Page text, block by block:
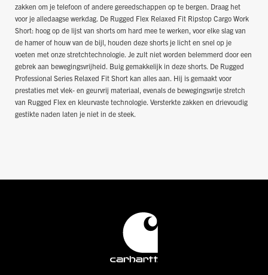
zakken om je telefoon of andere gereedschappen op te bergen. Draag het
voor je alledaagse werkdag. De Rugged Flex Relaxed Fit Ripstop Cargo Work
Short: hoog op de lijst van shorts om hard mee te werken, voor elke slag van
de hamer of houw van de bijl, houden deze shorts je licht en snel op je
voeten met onze stretchtechnologie. Je zult niet worden belemmerd door een
gebrek aan bewegingsvrijheid. Buig gemakkelijk in deze shorts. De Rugged
Professional Series Relaxed Fit Short kan alles aan. Hij is gemaakt voor
prestaties met vlek- en geurvrij materiaal, evenals de bewegingsvrije stretch
van Rugged Flex en kleurvaste technologie. Versterkte zakken en drievoudig
gestikte naden laten je niet in de steek.